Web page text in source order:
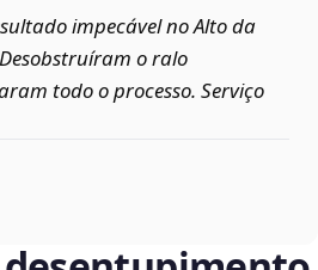
impecável no Alto da
o ralo
todo o processo. Serviço